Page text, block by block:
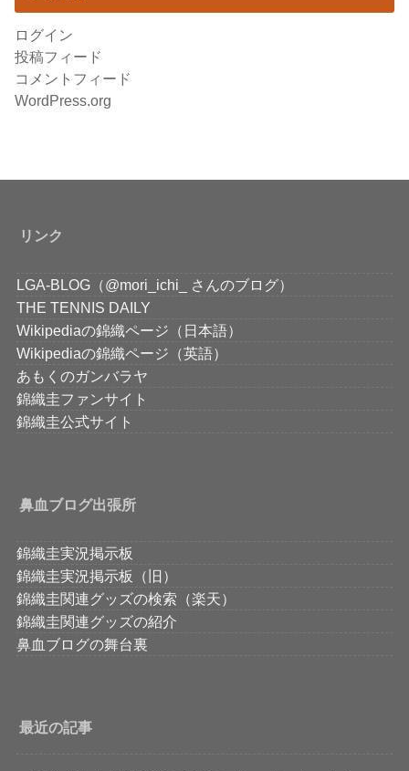
ログイン
投稿フィード
コメントフィード
WordPress.org
リンク
LGA-BLOG（@mori_ichi_ さんのブログ）
THE TENNIS DAILY
Wikipediaの錦織ページ（日本語）
Wikipediaの錦織ページ（英語）
あもくのガンバラヤ
錦織圭ファンサイト
錦織圭公式サイト
鼻血ブログ出張所
錦織圭実況掲示板
錦織圭実況掲示板（旧）
錦織圭関連グッズの検索（楽天）
錦織圭関連グッズの紹介
鼻血ブログの舞台裏
最近の記事